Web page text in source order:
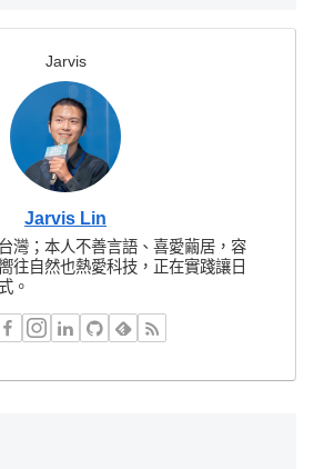
Jarvis
Jarvis Lin
灣；本人不善言語、喜愛繭居，容
往自然也熱愛科技，正在實踐讓日
。